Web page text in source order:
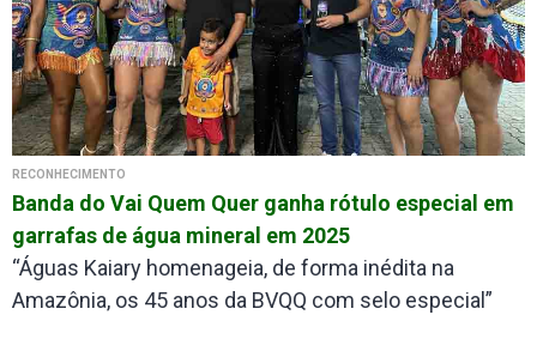
RECONHECIMENTO
Banda do Vai Quem Quer ganha rótulo especial em
garrafas de água mineral em 2025
“Águas Kaiary homenageia, de forma inédita na
Amazônia, os 45 anos da BVQQ com selo especial”